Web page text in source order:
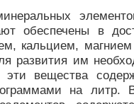
обеспечены в
кальцием,
развития им
эти вещества
на литр.